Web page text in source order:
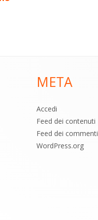
META
Accedi
Feed dei contenuti
Feed dei commenti
WordPress.org